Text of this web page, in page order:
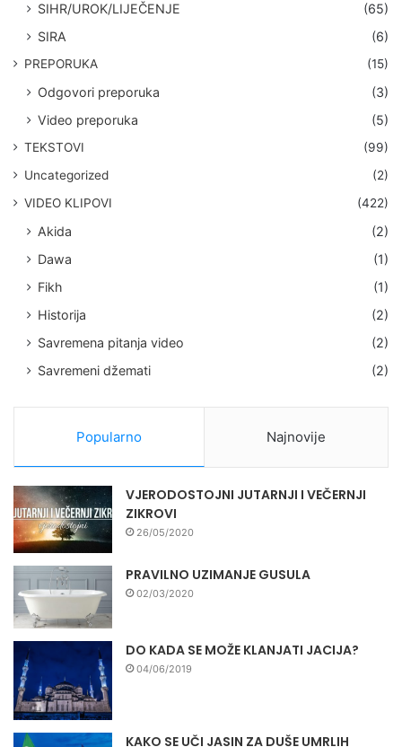
SIHR/UROK/LIJEČENJE
(65)
SIRA
(6)
PREPORUKA (15)
Odgovori preporuka
(3)
Video preporuka
(5)
TEKSTOVI
(99)
Uncategorized
(2)
VIDEO KLIPOVI
(422)
Akida
(2)
Dawa
(1)
Fikh
(1)
Historija
(2)
Savremena pitanja video
(2)
Savremeni džemati
(2)
Popularno Najnovije
VJERODOSTOJNI JUTARNJI I VEČERNJI
ZIKROVI
26/05/2020
PRAVILNO UZIMANJE GUSULA
02/03/2020
DO KADA SE MOŽE KLANJATI JACIJA?
04/06/2019
KAKO SE UČI JASIN ZA DUŠE UMRLIH